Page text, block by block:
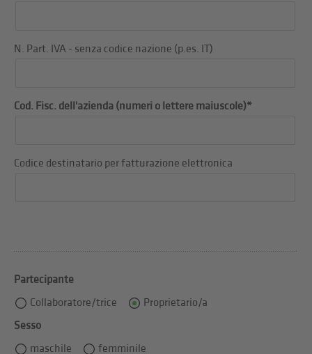
N. Part. IVA - senza codice nazione (p.es. IT)
Cod. Fisc. dell'azienda (numeri o lettere maiuscole)*
Codice destinatario per fatturazione elettronica
Partecipante
Collaboratore/trice
Proprietario/a
Sesso
maschile
femminile